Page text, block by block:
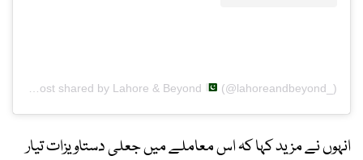
(@lahoreandbeyond_)
انہوں نے مزید کہا کہ اس معاملے میں جعلی دستاویزات تیار